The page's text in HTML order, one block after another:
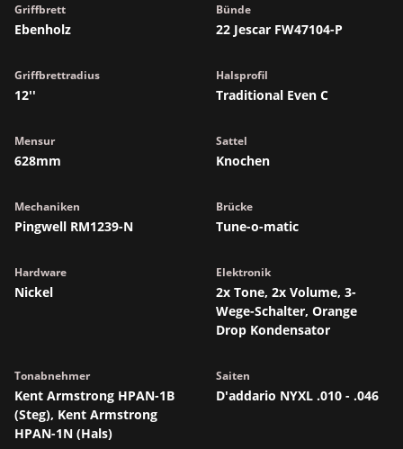
Griffbrett
Ebenholz
Bünde
22 Jescar FW47104-P
Griffbrettradius
12''
Halsprofil
Traditional Even C
Mensur
628mm
Sattel
Knochen
Mechaniken
Pingwell RM1239-N
Brücke
Tune-o-matic
Hardware
Nickel
Elektronik
2x Tone, 2x Volume, 3-
Wege-Schalter, Orange
Drop Kondensator
Tonabnehmer
Kent Armstrong HPAN-1B
(Steg), Kent Armstrong
HPAN-1N (Hals)
Saiten
D'addario NYXL .010 - .046